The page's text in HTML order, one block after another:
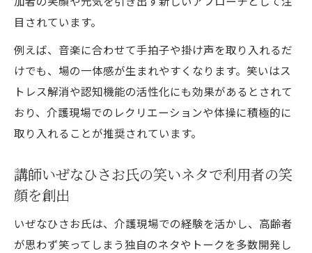
目されています。
例えば、音楽に合わせて手拍子や掛け声を取り入れるだ
けでも、場の一体感が生まれやすくなります。笑いはス
トレス解消や認知機能の活性化にも効果があるとされて
おり、介護現場でのレクリエーションや体操に積極的に
取り入れることが推奨されています。
講師いぜなひさお氏の笑いネタで利用者の笑
顔を創出
いぜなひさお氏は、介護現場での経験を活かし、高齢者
が思わず笑ってしまう独自のネタやトークを多数開発し